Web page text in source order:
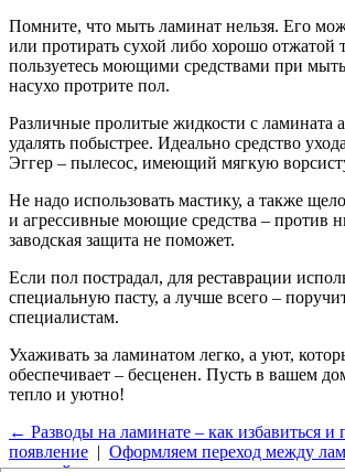
Помните, что мыть ламинат нельзя. Его
или протирать сухой либо хорошо отжатой
пользуетесь моющими средствами при
насухо протрите пол.
Различные пролитые жидкости с ламината
удалять побыстрее. Идеально средство
Эггер – пылесос, имеющий мягкую
Не надо использовать мастику, а также
и агрессивные моющие средства – против
заводская защита не поможет.
Если пол пострадал, для реставрации
специальную пасту, а лучше всего –
специалистам.
Ухаживать за ламинатом легко, а уют,
обеспечивает – бесценен. Пусть в вашем
тепло и уютно!
← Разводы на ламинате – как избавиться и
появление | Оформляем переход между